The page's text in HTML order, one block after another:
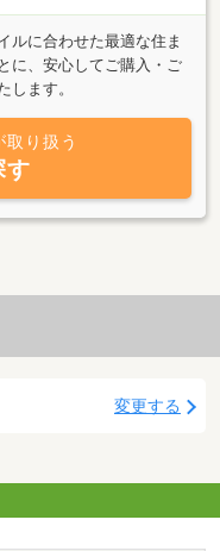
ルに合わせた最適な住ま
に、安心してご購入・ご
します。
り扱う
す
変更する